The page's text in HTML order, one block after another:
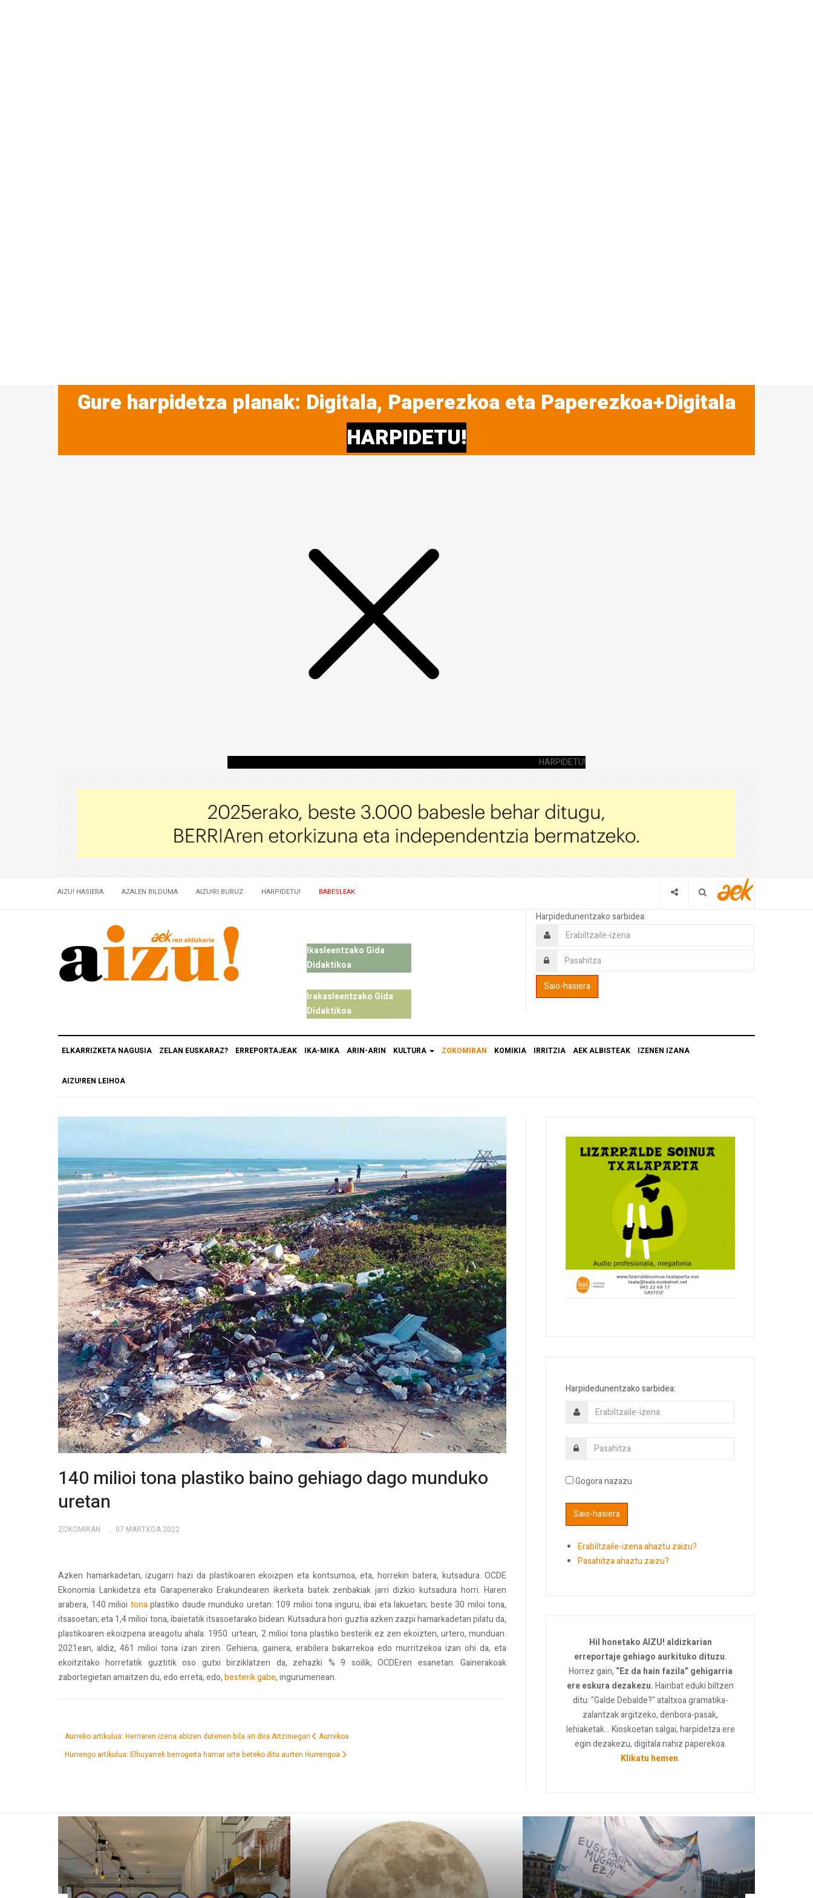
Gure harpidetza planak: Digitala, Paperezkoa eta Paperezkoa+Digitala
HARPIDETU!
HARPIDETU!
AIZU! HASIERA AZALEN BILDUMA AIZU!RI BURUZ HARPIDETU! BABESLEAK
Ikasleentzako Gida
Didaktikoa
Irakasleentzako Gida
Didaktikoa
Harpidedunentzako sarbidea:
ELKARRIZKETA NAGUSIA ZELAN EUSKARAZ? ERREPORTAJEAK IKA-MIKA ARIN-ARIN KULTURA ZOKOMIRAN KOMIKIA IRRITZIA AEK ALBISTEAK IZENEN IZANA
AIZU!REN LEIHOA
140 milioi tona plastiko baino gehiago dago munduko
uretan
ZOKOMIRAN 07 MARTXOA 2022
Azken hamarkadetan, izugarri hazi da plastikoaren ekoizpen eta kontsumoa, eta, horrekin batera, kutsadura. OCDE
Ekonomia Lankidetza eta Garapenerako Erakundearen ikerketa batek zenbakiak jarri dizkio kutsadura horri. Haren
arabera, 140 milioi tonaplastiko daude munduko uretan: 109 milioi tona inguru, ibai eta lakuetan; beste 30 miloi tona,
itsasoetan; eta 1,4 milioi tona, ibaietatik itsasoetarako bidean. Kutsadura hori guztia azken zazpi hamarkadetan pilatu da,
plastikoaren ekoizpena areagotu ahala. 1950. urtean, 2 milioi tona plastiko besterik ez zen ekoizten, urtero, munduan.
2021ean, aldiz, 461 milioi tona izan ziren. Gehiena, gainera, erabilera bakarrekoa edo murritzekoa izan ohi da, eta
ekoitzitako horretatik guztitik oso gutxi birziklatzen da, zehazki % 9 soilik, OCDEren esanetan. Gainerakoak
zabortegietan amaitzen du, edo erreta, edo,besterik gabe, ingurumenean.
Aurreko artikulua: Herriaren izena abizen dutenen bila ari dira Artziniegan
Aurrekoa
Hurrengo artikulua: Elhuyarrek berrogeita hamar urte beteko ditu aurten Hurrengoa
Harpidedunentzako sarbidea:
Gogora nazazu
Erabiltzaile-izena ahaztu zaizu?
Pasahitza ahaztu zaizu?
Hil honetako AIZU! aldizkarian
erreportaje gehiago aurkituko dituzu.
Horrez gain, “Ez da hain fazila” gehigarria
ere eskura dezakezu.Hainbat eduki biltzen
ditu: "Galde Debalde?" ataltxoa gramatika-
zalantzak argitzeko, denbora-pasak,
lehiaketak... Kioskoetan salgai, harpidetza ere
egin dezakezu, digitala nahiz paperekoa.
Klikatu hemen.